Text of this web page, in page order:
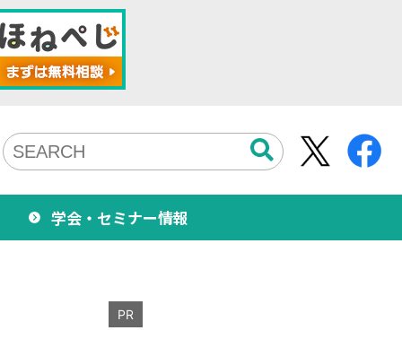
学会・セミナー情報
PR